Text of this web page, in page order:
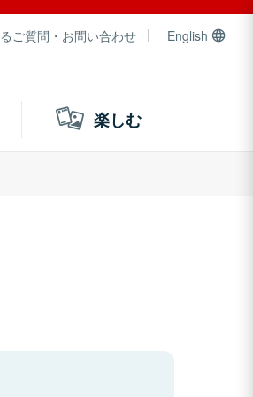
ご質問・お問い合わせ English
楽しむ